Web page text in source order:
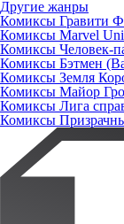
Другие жанры
Комиксы Гравити
Комиксы Marvel
Комиксы Человек-
Комиксы Бэтмен
Комиксы Земля
Комиксы Майор
Комиксы Лига
Комиксы